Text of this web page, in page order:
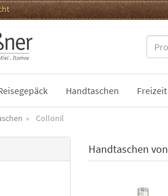
Handtaschen Freizeit
Collonil
Handtaschen